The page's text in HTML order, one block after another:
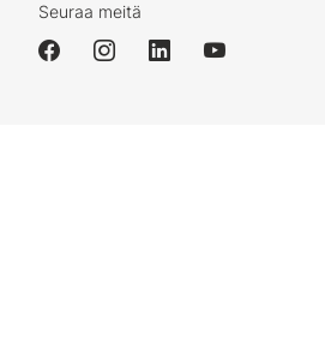
Seuraa meitä